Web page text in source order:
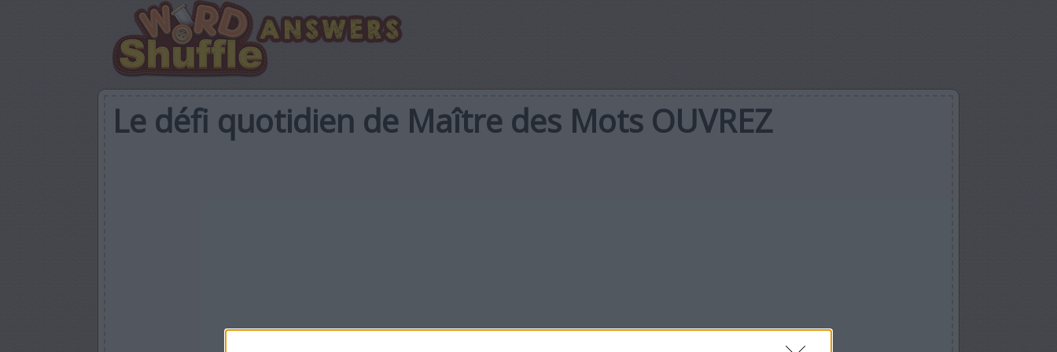
Le défi quotidien de Maître des Mots OUVREZ